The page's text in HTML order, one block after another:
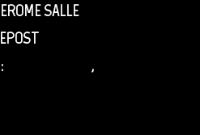
SALLE
Adrien Lépineau,